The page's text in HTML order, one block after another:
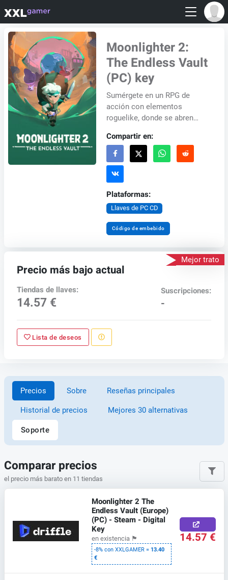
Moonlighter 2:
The Endless Vault
(PC) key
Sumérgete en un RPG de
acción con elementos
roguelike, donde se abren
céntimo, tú y tus vecinos se
encuentran en la remota al...
Compartir en:
Plataformas:
Llaves de PC CD
Código de embebido
Mejor trato
Precio más bajo actual
Tiendas de llaves:
14.57 €
Suscripciones:
-
Lista de deseos
Precios Sobre Reseñas principales
Historial de precios Mejores 30 alternativas
Soporte
Comparar precios
el precio más barato en 11 tiendas
Moonlighter 2 The
Endless Vault (Europe)
(PC) - Steam - Digital
Key
en existencia 🏴
-8% con XXLGAMER =13.40
€
14.57 €